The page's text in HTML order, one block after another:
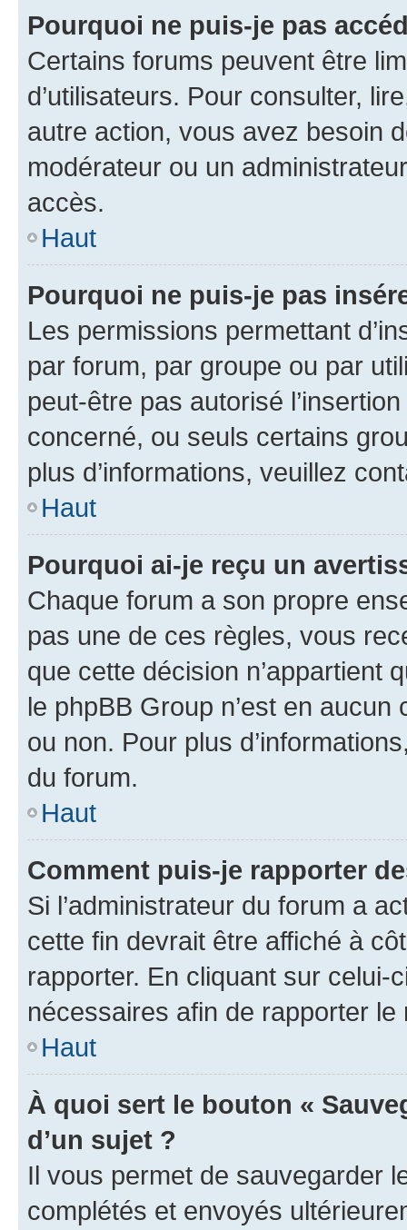
Pourquoi ne puis-je pas
Certains forums peuvent être
d’utilisateurs. Pour consulter,
autre action, vous avez besoin
modérateur ou un
accès.
Haut
Pourquoi ne puis-je pas
Les permissions permettant
par forum, par groupe ou par
peut-être pas autorisé
concerné, ou seuls certains
plus d’informations, veuillez
Haut
Pourquoi ai-je reçu un
Chaque forum a son propre
pas une de ces règles, vous
que cette décision n’appartient
le phpBB Group n’est en
ou non. Pour plus
du forum.
Haut
Comment puis-je rapporter
Si l’administrateur du forum a
cette fin devrait être affiché à
rapporter. En cliquant sur
nécessaires afin de rapporter le
Haut
À quoi sert le bouton «
d’un sujet ?
Il vous permet de sauvegarder
complétés et envoyés